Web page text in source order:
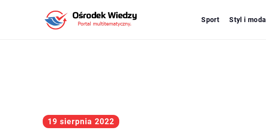
Sport Styl i moda
19 sierpnia 2022